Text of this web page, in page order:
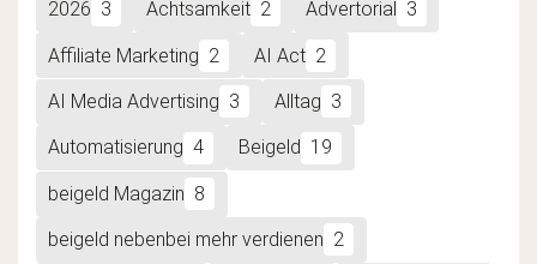
2026 3 Achtsamkeit 2 Advertorial 3
Affiliate Marketing 2 AI Act 2
AI Media Advertising 3 Alltag 3
Automatisierung 4 Beigeld 19
beigeld Magazin 8
beigeld nebenbei mehr verdienen 2